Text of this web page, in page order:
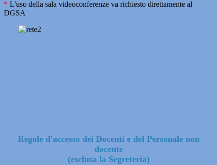
* L'uso della sala videoconferenze va richiesto direttamente al
DGSA
Regole d'accesso dei Docenti e del Personale non
docente
(esclusa la Segreteria)